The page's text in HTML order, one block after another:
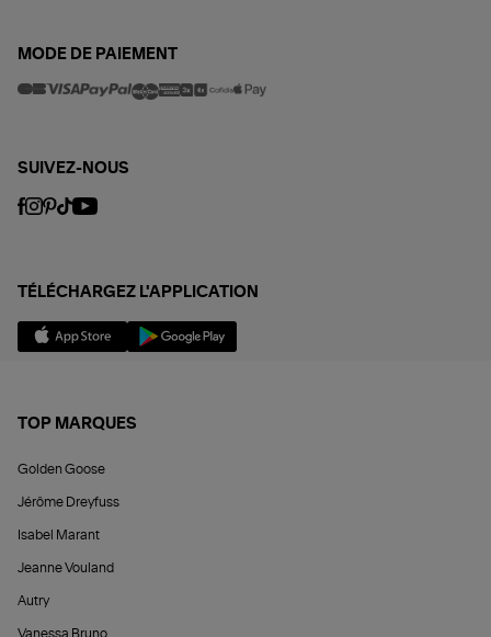
MODE DE PAIEMENT
SUIVEZ-NOUS
TÉLÉCHARGEZ L'APPLICATION
TOP MARQUES
Golden Goose
Jérôme Dreyfuss
Isabel Marant
Jeanne Vouland
Autry
Vanessa Bruno